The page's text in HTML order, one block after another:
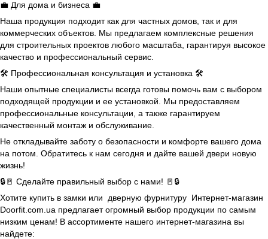
💼 Для дома и бизнеса 💼
Наша продукция подходит как для частных домов, так и для
коммерческих объектов. Мы предлагаем комплексные решения
для строительных проектов любого масштаба, гарантируя высокое
качество и профессиональный сервис.
🛠️ Профессиональная консультация и установка 🛠️
Наши опытные специалисты всегда готовы помочь вам с выбором
подходящей продукции и ее установкой. Мы предоставляем
профессиональные консультации, а также гарантируем
качественный монтаж и обслуживание.
Не откладывайте заботу о безопасности и комфорте вашего дома
на потом. Обратитесь к нам сегодня и дайте вашей двери новую
жизнь!
🔒🚪 Сделайте правильный выбор с нами! 🚪🔒
Хотите купить в замки или дверную фурнитуру Интернет-магазин
Doorfit.com.ua предлагает огромный выбор продукции по самым
низким ценам! В ассортименте нашего интернет-магазина вы
найдете: